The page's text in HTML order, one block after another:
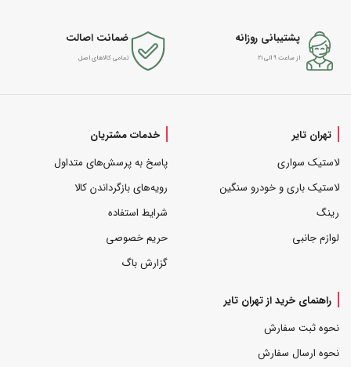
پشتیبانی روزانه
از ساعت ۹ الی ۲۱
ضمانت اصالت
تمامی کالاهای اصل
تهران تایر
لاستیک سواری
لاستیک باری و خودرو سنگین
رینگ
لوازم جانبی
خدمات مشتریان
پاسخ به پرسش‌های متداول
رویه‌های بازگرداندن کالا
شرایط استفاده
حریم خصوصی
گزارش باگ
راهنمای خرید از تهران تایر
نحوه ثبت سفارش
نحوه ارسال سفارش